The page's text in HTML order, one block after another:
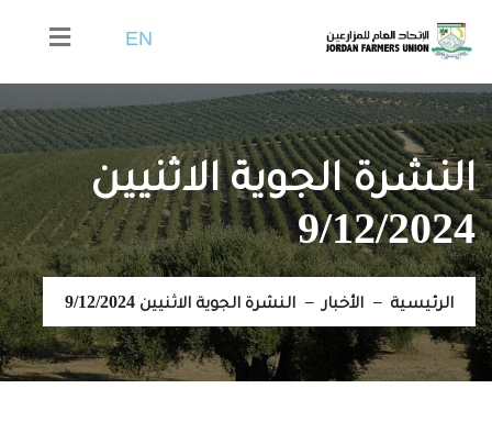
EN
النشرة الجوية الاثنيين
9/12/2024
الرئيسية الأخبار النشرة الجوية الاثنيين 9/12/2024